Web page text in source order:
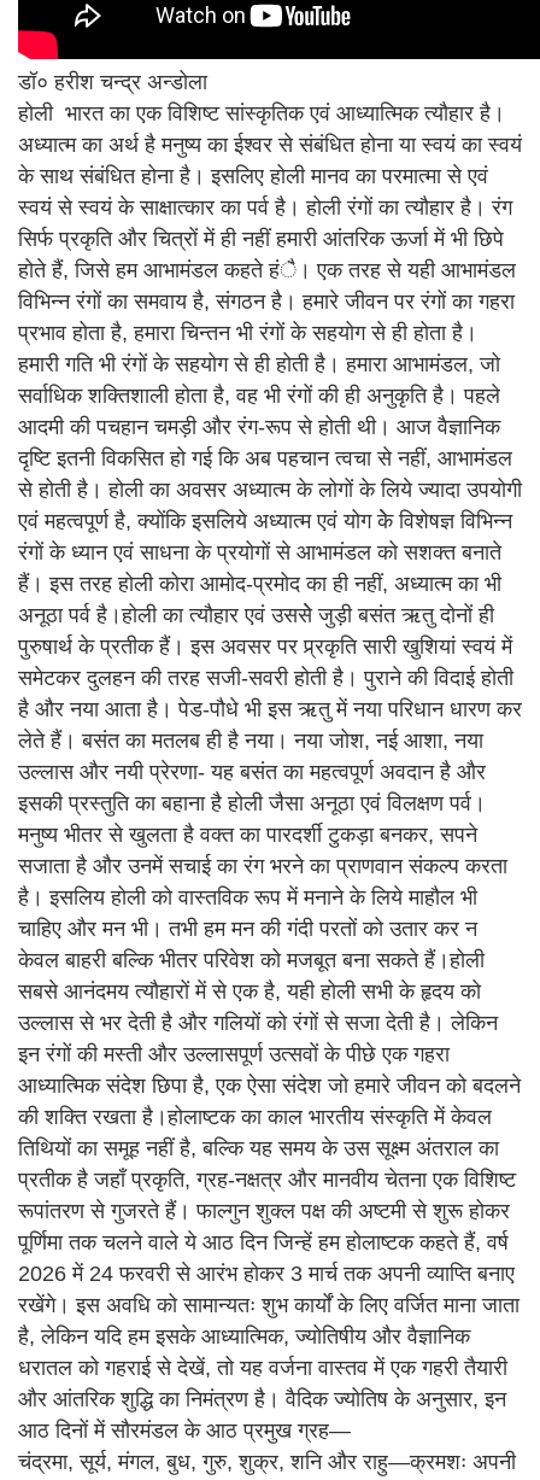
डॉ० हरीश चन्द्र अन्डोला
होली भारत का एक विशिष्ट सांस्कृतिक एवं आध्यात्मिक त्यौहार है।
अध्यात्म का अर्थ है मनुष्य का ईश्वर से संबंधित होना या स्वयं का स्वयं
के साथ संबंधित होना है। इसलिए होली मानव का परमात्मा से एवं
स्वयं से स्वयं के साक्षात्कार का पर्व है। होली रंगों का त्यौहार है। रंग
सिर्फ प्रकृति और चित्रों में ही नहीं हमारी आंतरिक ऊर्जा में भी छिपे
होते हैं, जिसे हम आभामंडल कहते हंै। एक तरह से यही आभामंडल
विभिन्न रंगों का समवाय है, संगठन है। हमारे जीवन पर रंगों का गहरा
प्रभाव होता है, हमारा चिन्तन भी रंगों के सहयोग से ही होता है।
हमारी गति भी रंगों के सहयोग से ही होती है। हमारा आभामंडल, जो
सर्वाधिक शक्तिशाली होता है, वह भी रंगों की ही अनुकृति है। पहले
आदमी की पचहान चमड़ी और रंग-रूप से होती थी। आज वैज्ञानिक
दृष्टि इतनी विकसित हो गई कि अब पहचान त्वचा से नहीं, आभामंडल
से होती है। होली का अवसर अध्यात्म के लोगों के लिये ज्यादा उपयोगी
एवं महत्वपूर्ण है, क्योंकि इसलिये अध्यात्म एवं योग केे विशेषज्ञ विभिन्न
रंगों के ध्यान एवं साधना के प्रयोगों से आभामंडल को सशक्त बनाते
हैं। इस तरह होली कोरा आमोद-प्रमोद का ही नहीं, अध्यात्म का भी
अनूठा पर्व है।होली का त्यौहार एवं उससेे जुड़ी बसंत ऋतु दोनों ही
पुरुषार्थ के प्रतीक हैं। इस अवसर पर प्र्रकृति सारी खुशियां स्वयं में
समेटकर दुलहन की तरह सजी-सवरी होती है। पुराने की विदाई होती
है और नया आता है। पेड-पौधे भी इस ऋतु में नया परिधान धारण कर
लेते हैं। बसंत का मतलब ही है नया। नया जोश, नई आशा, नया
उल्लास और नयी प्रेरणा- यह बसंत का महत्वपूर्ण अवदान है और
इसकी प्रस्तुति का बहाना है होली जैसा अनूठा एवं विलक्षण पर्व।
मनुष्य भीतर से खुलता है वक्त का पारदर्शी टुकड़ा बनकर, सपने
सजाता है और उनमें सचाई का रंग भरने का प्राणवान संकल्प करता
है। इसलिय होली को वास्तविक रूप में मनाने के लिये माहौल भी
चाहिए और मन भी। तभी हम मन की गंदी परतों को उतार कर न
केवल बाहरी बल्कि भीतर परिवेश को मजबूत बना सकते हैं।होली
सबसे आनंदमय त्यौहारों में से एक है, यही होली सभी के हृदय को
उल्लास से भर देती है और गलियों को रंगों से सजा देती है। लेकिन
इन रंगों की मस्ती और उल्लासपूर्ण उत्सवों के पीछे एक गहरा
आध्यात्मिक संदेश छिपा है, एक ऐसा संदेश जो हमारे जीवन को बदलने
की शक्ति रखता है।होलाष्टक का काल भारतीय संस्कृति में केवल
तिथियों का समूह नहीं है, बल्कि यह समय के उस सूक्ष्म अंतराल का
प्रतीक है जहाँ प्रकृति, ग्रह-नक्षत्र और मानवीय चेतना एक विशिष्ट
रूपांतरण से गुजरते हैं। फाल्गुन शुक्ल पक्ष की अष्टमी से शुरू होकर
पूर्णिमा तक चलने वाले ये आठ दिन जिन्हें हम होलाष्टक कहते हैं, वर्ष
2026 में 24 फरवरी से आरंभ होकर 3 मार्च तक अपनी व्याप्ति बनाए
रखेंगे। इस अवधि को सामान्यतः शुभ कार्यों के लिए वर्जित माना जाता
है, लेकिन यदि हम इसके आध्यात्मिक, ज्योतिषीय और वैज्ञानिक
धरातल को गहराई से देखें, तो यह वर्जना वास्तव में एक गहरी तैयारी
और आंतरिक शुद्धि का निमंत्रण है। वैदिक ज्योतिष के अनुसार, इन
आठ दिनों में सौरमंडल के आठ प्रमुख ग्रह—
चंद्रमा, सूर्य, मंगल, बुध, गुरु, शुक्र, शनि और राहु—क्रमशः अपनी